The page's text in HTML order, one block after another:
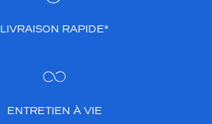
LIVRAISON RAPIDE*
ENTRETIEN À VIE